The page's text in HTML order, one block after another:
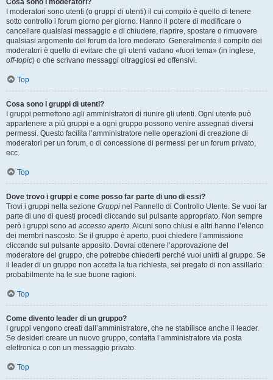
Cosa sono i moderatori?
I moderatori sono utenti (o gruppi di utenti) il cui compito è quello di tenere
sotto controllo i forum giorno per giorno. Hanno il potere di modificare o
cancellare qualsiasi messaggio e di chiudere, riaprire, spostare o rimuovere
qualsiasi argomento del forum da loro moderato. Generalmente il compito dei
moderatori è quello di evitare che gli utenti vadano «fuori tema» (in inglese,
off-topic) o che scrivano messaggi oltraggiosi ed offensivi.
Top
Cosa sono i gruppi di utenti?
I gruppi permettono agli amministratori di riunire gli utenti. Ogni utente può
appartenere a più gruppi e a ogni gruppo possono venire assegnati diversi
permessi. Questo facilita l’amministratore nelle operazioni di creazione di
moderatori per un forum, o di concessione di permessi per un forum privato,
ecc.
Top
Dove trovo i gruppi e come posso far parte di uno di essi?
Trovi i gruppi nella sezione Gruppi nel Pannello di Controllo Utente. Se vuoi far
parte di uno di questi procedi cliccando sul pulsante appropriato. Non sempre
però i gruppi sono ad accesso aperto. Alcuni sono chiusi e altri hanno l’elenco
dei membri nascosto. Se il gruppo è aperto, puoi chiedere l’ammissione
cliccando sul pulsante apposito. Dovrai ottenere l’approvazione del
moderatore del gruppo, che potrebbe chiederti perché vuoi unirti al gruppo. Se
il leader di un gruppo non accetta la tua richiesta, sei pregato di non assillarlo:
probabilmente ha le sue buone ragioni.
Top
Come divento leader di un gruppo?
I gruppi vengono creati dall’amministratore, che ne stabilisce anche il leader.
Se desideri creare un nuovo gruppo, contatta l’amministratore via posta
elettronica o con un messaggio privato.
Top